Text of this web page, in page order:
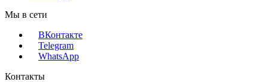
Мы в сети
ВКонтакте
Telegram
WhatsApp
Контакты